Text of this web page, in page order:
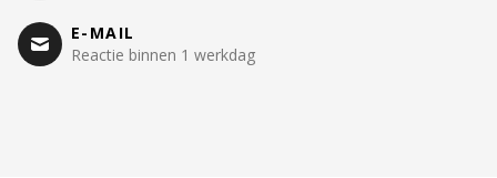
E-MAIL
Reactie binnen 1 werkdag